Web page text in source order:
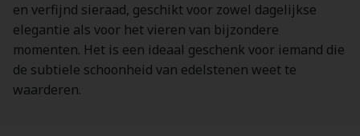
en verfijnd sieraad, geschikt voor zowel dagelijkse
elegantie als voor het vieren van bijzondere
momenten. Het is een ideaal geschenk voor iemand die
de subtiele schoonheid van edelstenen weet te
waarderen.